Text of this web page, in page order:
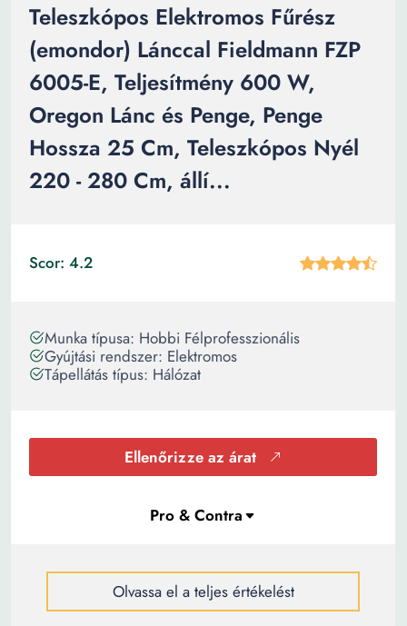
Teleszkópos Elektromos Fűrész
(emondor) Lánccal Fieldmann FZP
6005-E, Teljesítmény 600 W,
Oregon Lánc és Penge, Penge
Hossza 25 Cm, Teleszkópos Nyél
220 - 280 Cm, állí...
Scor: 4.2
Munka típusa: Hobbi Félprofesszionális
Gyújtási rendszer: Elektromos
Tápellátás típus: Hálózat
Ellenőrizze az árat
Olvassa el a teljes értékelést